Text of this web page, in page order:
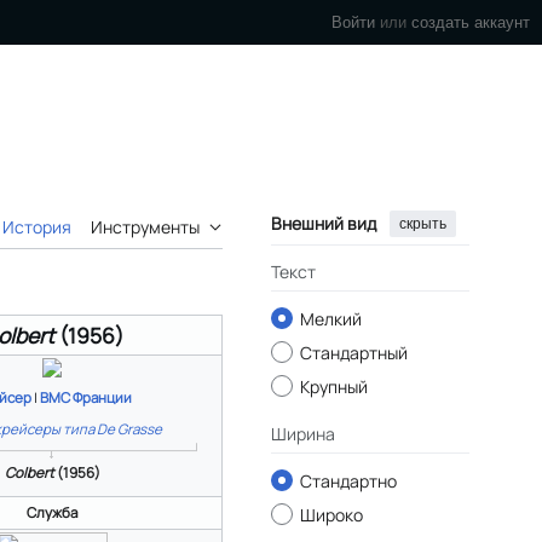
Войти или создать аккаунт
История Инструменты Внешний вид скрыть
Текст
Мелкий
Стандартный
Крупный
Ширина
Стандартно
Широко
(1956)
| ВМС Франции
типа De Grasse
Colbert(1956)
Служба